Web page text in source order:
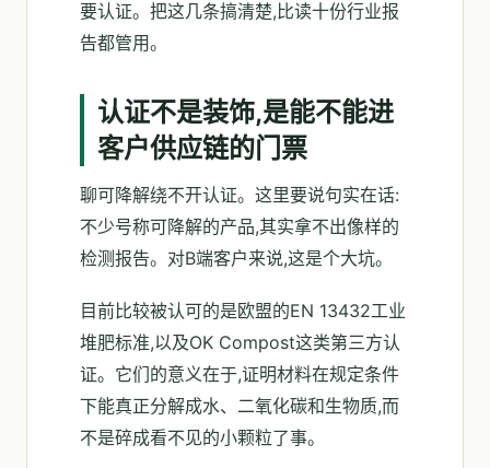
要认证。把这几条搞清楚,比读十份行业报
告都管用。
认证不是装饰,是能不能进
客户供应链的门票
聊可降解绕不开认证。这里要说句实在话:
不少号称可降解的产品,其实拿不出像样的
检测报告。对B端客户来说,这是个大坑。
目前比较被认可的是欧盟的EN 13432工业
堆肥标准,以及OK Compost这类第三方认
证。它们的意义在于,证明材料在规定条件
下能真正分解成水、二氧化碳和生物质,而
不是碎成看不见的小颗粒了事。